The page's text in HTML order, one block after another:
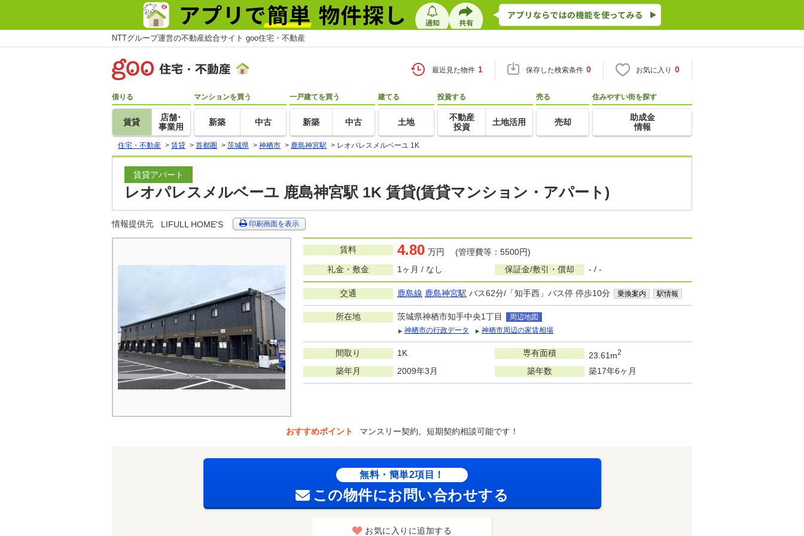
NTTグループ運営の不動産総合サイト goo住宅・不動産
最近見た物件 1 保存した検索条件 0 お気に入り 0
借りる
賃貸
店舗･
事業用
マンションを買う
新築 中古
一戸建てを買う
新築 中古
建てる
土地
投資する
不動産
投資
土地活用
売る
売却
住みやすい街を探す
助成金
情報
住宅・不動産 > 賃貸 > 首都圏 > 茨城県 > 神栖市 > 鹿島神宮駅 > レオパレスメルベーユ 1K
賃貸アパート
レオパレスメルベーユ 鹿島神宮駅 1K 賃貸(賃貸マンション・アパート)
情報提供元 LIFULL HOME'S 印刷画面を表示
賃料 4.80 万円 (管理費等：5500円)
礼金・敷金
1ヶ月 / なし 保証金/敷引・償却 - / -
交通 鹿島線 鹿島神宮駅 バス62分/「知手西」バス停 停歩10分 乗換案内 駅情報
所在地 茨城県神栖市知手中央1丁目
周辺地図
神栖市の行政データ
神栖市周辺の家賃相場
間取り 1K 専有面積 23.61m2
築年月 2009年3月 築年数 築17年6ヶ月
おすすめポイント マンスリー契約。短期契約相談可能です！
無料・簡単2項目！
この物件にお問い合わせする
お気に入りに追加する